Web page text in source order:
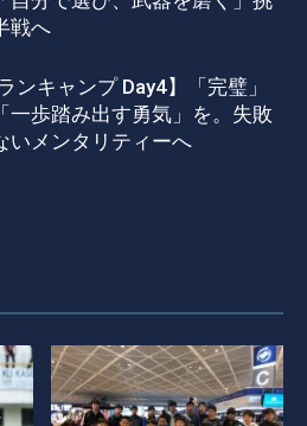
戦へ
ンキャンプ Day4】「完璧」
一歩踏み出す勇気」を。失敗
いメンタリティーへ